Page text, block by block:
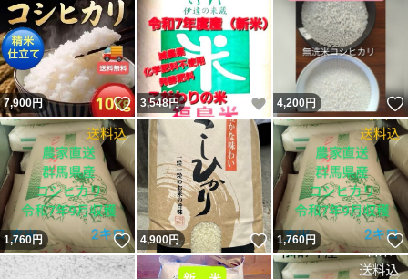
7,900円 いいね！
3,548円 いいね！
4,200円
1,760円 いいね！
4,900円 いいね！
1,760円